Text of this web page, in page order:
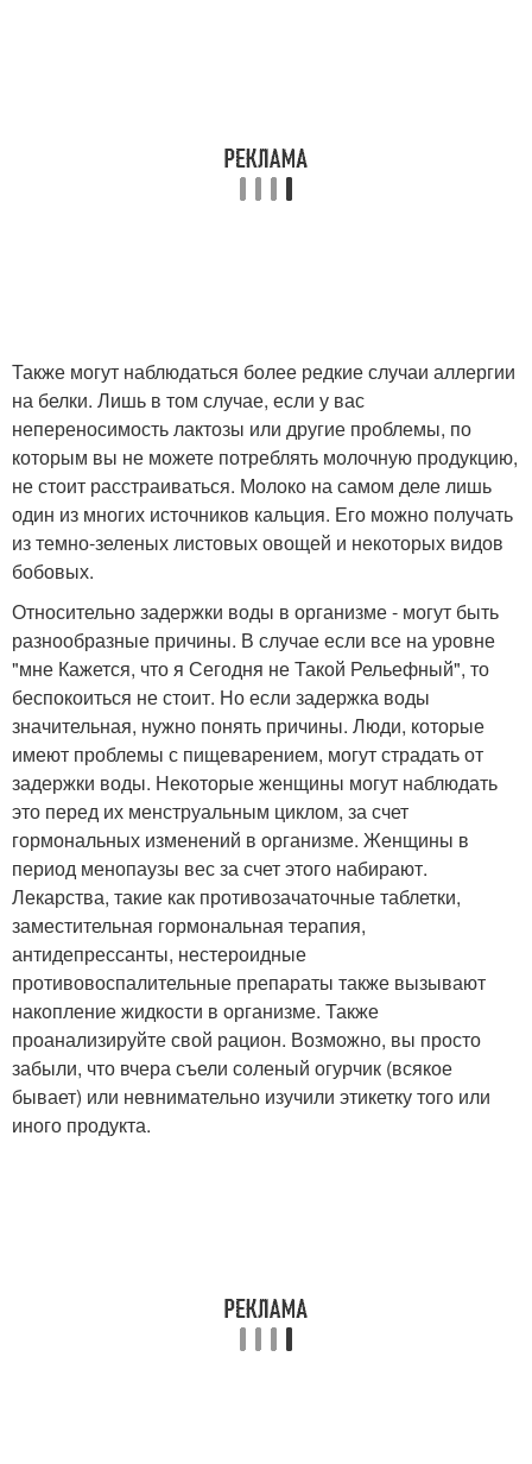
Также могут наблюдаться более редкие случаи аллергии
на белки. Лишь в том случае, если у вас
непереносимость лактозы или другие проблемы, по
которым вы не можете потреблять молочную продукцию,
не стоит расстраиваться. Молоко на самом деле лишь
один из многих источников кальция. Его можно получать
из темно-зеленых листовых овощей и некоторых видов
бобовых.
Относительно задержки воды в организме - могут быть
разнообразные причины. В случае если все на уровне
"мне Кажется, что я Сегодня не Такой Рельефный", то
беспокоиться не стоит. Но если задержка воды
значительная, нужно понять причины. Люди, которые
имеют проблемы с пищеварением, могут страдать от
задержки воды. Некоторые женщины могут наблюдать
это перед их менструальным циклом, за счет
гормональных изменений в организме. Женщины в
период менопаузы вес за счет этого набирают.
Лекарства, такие как противозачаточные таблетки,
заместительная гормональная терапия,
антидепрессанты, нестероидные
противовоспалительные препараты также вызывают
накопление жидкости в организме. Также
проанализируйте свой рацион. Возможно, вы просто
забыли, что вчера съели соленый огурчик (всякое
бывает) или невнимательно изучили этикетку того или
иного продукта.